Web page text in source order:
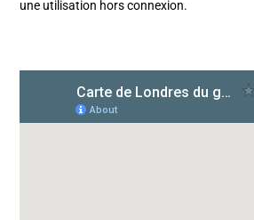
une utilisation hors connexion.